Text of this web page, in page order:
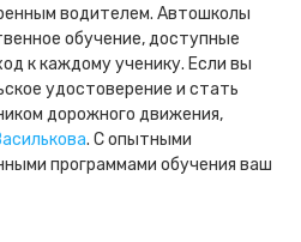
водителем. Автошколы
обучение, доступные
к каждому ученику. Если вы
удостоверение и стать
дорожного движения,
. С опытными
программами обучения ваш